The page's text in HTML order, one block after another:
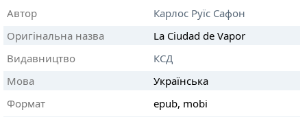
Автор
Карлос Руїс Сафон
Оригінальна назва
La Ciudad de Vapor
Видавництво
КСД
Мова
Українська
Формат
epub, mobi